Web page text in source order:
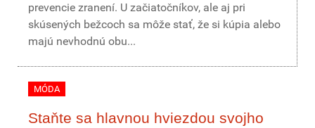
prevencie zranení. U začiatočníkov, ale aj pri
skúsených bežcoch sa môže stať, že si kúpia alebo
majú nevhodnú obu...
MÓDA
Staňte sa hlavnou hviezdou svojho